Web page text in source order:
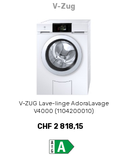
V-Zug
V-ZUG Lave-linge AdoraLavage
V4000 (1104200010)
CHF 2 818,15